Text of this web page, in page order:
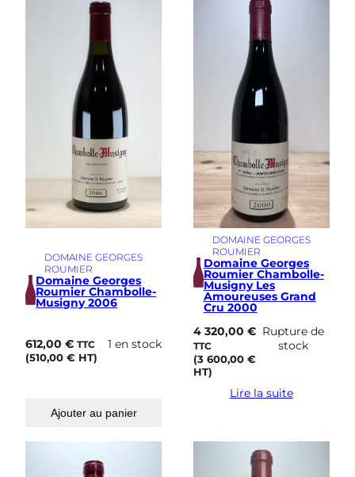
DOMAINE GEORGES
ROUMIER
Domaine Georges
Roumier Chambolle-
Musigny 2006
612,00€ TTC
(510,00€ HT)
1 en stock
Ajouter au panier
DOMAINE GEORGES
ROUMIER
Domaine Georges
Roumier Chambolle-
Musigny Les
Amoureuses Grand
Cru 2000
4 320,00 €
TTC
(3 600,00 €
HT)
Rupture de
stock
Lire la suite